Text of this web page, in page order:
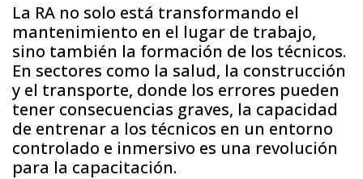
La RA no solo está transformando el
mantenimiento en el lugar de trabajo,
sino también la formación de los técnicos.
En sectores como la salud, la construcción
y el transporte, donde los errores pueden
tener consecuencias graves, la capacidad
de entrenar a los técnicos en un entorno
controlado e inmersivo es una revolución
para la capacitación.